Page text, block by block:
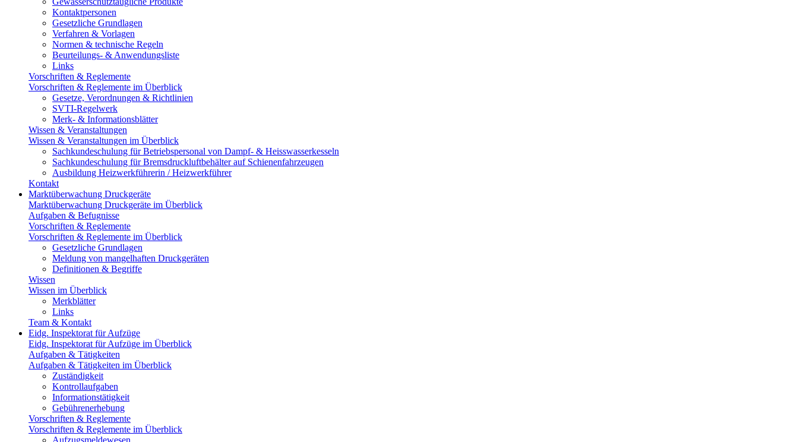
Kontaktpersonen
Gesetzliche Grundlagen
Verfahren & Vorlagen
Normen & technische Regeln
Beurteilungs- & Anwendungsliste
Links
Vorschriften & Reglemente
Vorschriften & Reglemente im Überblick
Gesetze, Verordnungen & Richtlinien
SVTI-Regelwerk
Merk- & Informationsblätter
Wissen & Veranstaltungen
Wissen & Veranstaltungen im Überblick
Sachkundeschulung für Betriebspersonal von Dampf- & Heisswasserkesseln
Sachkundeschulung für Bremsdruckluftbehälter auf Schienenfahrzeugen
Ausbildung Heizwerkführerin / Heizwerkführer
Kontakt
Marktüberwachung Druckgeräte
Marktüberwachung Druckgeräte im Überblick
Aufgaben & Befugnisse
Vorschriften & Reglemente
Vorschriften & Reglemente im Überblick
Gesetzliche Grundlagen
Meldung von mangelhaften Druckgeräten
Definitionen & Begriffe
Wissen
Wissen im Überblick
Merkblätter
Links
Team & Kontakt
Eidg. Inspektorat für Aufzüge
Eidg. Inspektorat für Aufzüge im Überblick
Aufgaben & Tätigkeiten
Aufgaben & Tätigkeiten im Überblick
Zuständigkeit
Kontrollaufgaben
Informationstätigkeit
Gebührenerhebung
Vorschriften & Reglemente
Vorschriften & Reglemente im Überblick
Aufzugsmeldewesen